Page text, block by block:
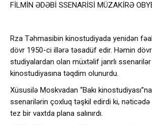
FİLMİN ƏDƏBİ SSENARİSİ MÜZAKİRƏ
Rza Təhmasibin kinostudiyada yenidən
dövr 1950-ci illərə təsadüf edir. Həmin
studiyalardan olan müxtəlif janrlı ssenarilər
kinostudiyasına təqdim olunurdu.
Xüsusilə Moskvadan “Bakı
ssenarilərin çoxluq təşkil edirdi ki,
tez bir vaxtda plana salınırdı.